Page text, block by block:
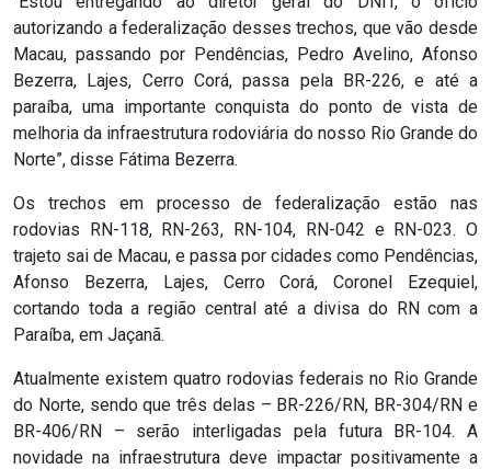
BRASIL
CÂMARA
DE
GUAMARÉ
CÂMARA
DE
MACAU
CÂMARA
DE
NATAL
autorizando a federalização desses trechos, que vão desde
Macau, passando por Pendências, Pedro Avelino, Afonso
Bezerra, Lajes, Cerro Corá, passa pela BR-226, e até a
paraíba, uma importante conquista do ponto de vista de
melhoria da infraestrutura rodoviária do nosso Rio Grande do
Norte”, disse Fátima Bezerra.
Os trechos em processo de federalização estão nas
rodovias RN-118, RN-263, RN-104, RN-042 e RN-023. O
trajeto sai de Macau, e passa por cidades como Pendências,
Afonso Bezerra, Lajes, Cerro Corá, Coronel Ezequiel,
cortando toda a região central até a divisa do RN com a
Paraíba, em Jaçanã.
Atualmente existem quatro rodovias federais no Rio Grande
do Norte, sendo que três delas – BR-226/RN, BR-304/RN e
BR-406/RN – serão interligadas pela futura BR-104. A
novidade na infraestrutura deve impactar positivamente a